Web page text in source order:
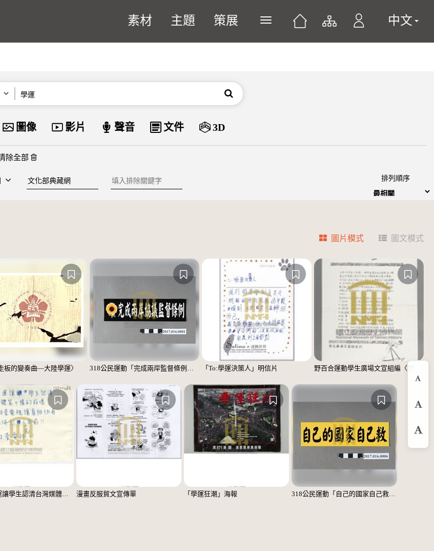
素材 主題 策展 展開或關閉主選單 中文
搜尋
資料類型
圖像 影片 聲音 文件 3D
除全部
建檔單位 排除關鍵字 排列順序
圖片模式 圖文模式
板的變奏曲—大陸學運〉 318公民運動「完成兩岸監督條例」標語貼紙 「To:學運決策人」明信片
「這次學運讓學生認清台灣媒體第4權的崩壞」便利貼 漫畫反服貿文宣傳單 「學運狂潮」海報 318公民運動「自己的國家自己救」標語貼紙
放